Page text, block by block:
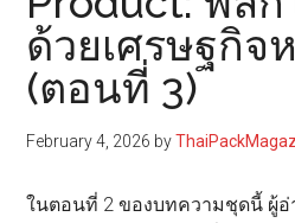
ด้วยเศรษฐกิจ
(ตอนที่ 3)
February 4, 2026 by
ในตอนที่ 2 ของบทความชุดนี้ ผู้